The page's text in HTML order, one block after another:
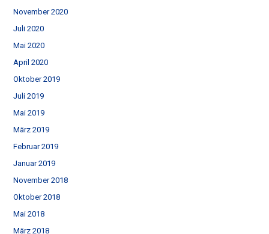
November 2020
Juli 2020
Mai 2020
April 2020
Oktober 2019
Juli 2019
Mai 2019
März 2019
Februar 2019
Januar 2019
November 2018
Oktober 2018
Mai 2018
März 2018